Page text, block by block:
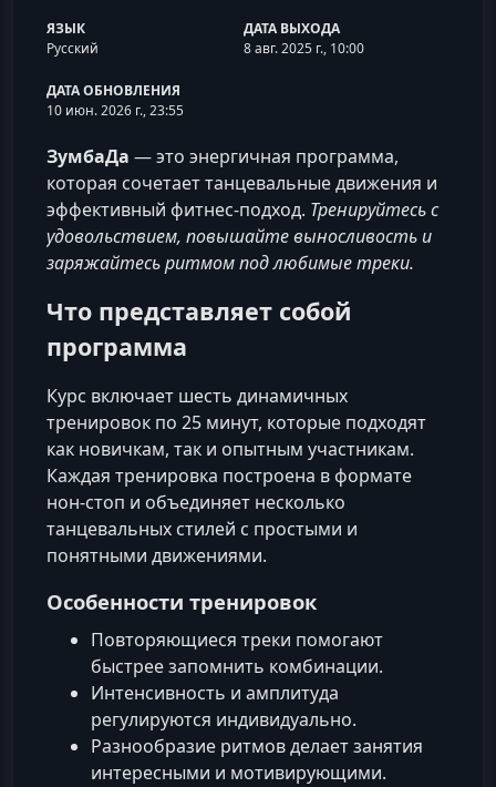
ЯЗЫК
Русский
ДАТА ВЫХОДА
8 авг. 2025 г., 10:00
ДАТА ОБНОВЛЕНИЯ
10 июн. 2026 г., 23:55
ЗумбаДа — это энергичная программа,
которая сочетает танцевальные движения и
эффективный фитнес-подход. Тренируйтесь с
удовольствием, повышайте выносливость и
заряжайтесь ритмом под любимые треки.
Что представляет собой
программа
Курс включает шесть динамичных
тренировок по 25 минут, которые подходят
как новичкам, так и опытным участникам.
Каждая тренировка построена в формате
нон-стоп и объединяет несколько
танцевальных стилей с простыми и
понятными движениями.
Особенности тренировок
Повторяющиеся треки помогают
быстрее запомнить комбинации.
Интенсивность и амплитуда
регулируются индивидуально.
Разнообразие ритмов делает занятия
интересными и мотивирующими.